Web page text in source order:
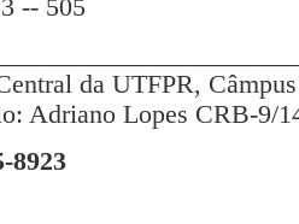
-- 505
da UTFPR,
Adriano Lopes CRB-9/
8923